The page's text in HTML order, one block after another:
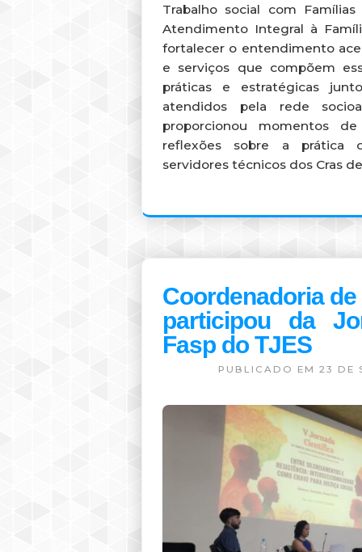
Trabalho social com
Atendimento Integral à
fortalecer o entendimento
e serviços que compõem
práticas e estratégicas
atendidos pela rede
proporcionou momentos
reflexões sobre a prática
servidores técnicos dos Cras
Coordenadoria
participou da
Fasp do TJES
PUBLICADO EM 23 DE